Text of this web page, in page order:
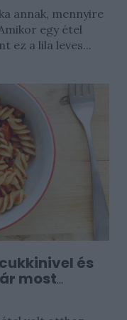
annak, mennyire
egy étel
ez a lila leves...
és
most